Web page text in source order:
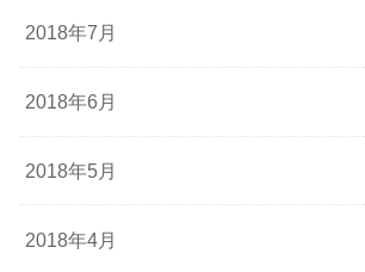
2018年7月
2018年6月
2018年5月
2018年4月